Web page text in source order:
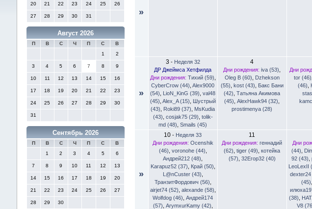
20 21 22 23 24 25 26
27 28 29 30 31
Август 2026
П В С Ч П С
В
1
2
3 4 5 6 7 8 9
10 11 12 13 14 15 16
17 18 19 20 21 22 23
24 25 26 27 28 29 30
31
Сентябрь 2026
П В С Ч П С
В
1
2 3 4 5 6
7 8 9 10 11 12 13
14 15 16 17 18 19 20
21 22 23 24 25 26 27
28 29 30
»
»
3 - Неделя 32
ДР Джеймса Хетфилда
Дни рождения: Тихий (59)
CyberCrow (44) ,Alex9000
(54)
LioN_KinG (39) ,val48
(45) Alex_A (15)
Шустрый
(43)
Roki89 (37)
MsKudia
(43) cosjak75 (29) tolik-
md (48) ,Smails (45)
4
Дни рождения: iva (53)
Oleg B (60)
Dzhekson
(55) kost (43)
Бакс Бани
(42) ,Татьяна Акимова
(45) ,AlexHawk94 (32)
prostimenya (28)
Дни
tor (46)
(46)
»
10 - Неделя 33
Дни рождения: Ocenshik
(46) voronohe (44)
Андрей212 (48)
Karapuz52 (37)
Край (50)
L@nCuster (43)
ТранзитФордович (56)
airjet74 (52) alexande (58)
Wolfdog (46) ,Андрей174
(57) ArymxurKamy (42)
11
Дни рождения: геннадий
(62) ,tiger (49) ,котейка
(57) 32Егор32 (40)
Дни
(44)
92 (43)
LeoLexII
dexter24
(45)
(38)
V8